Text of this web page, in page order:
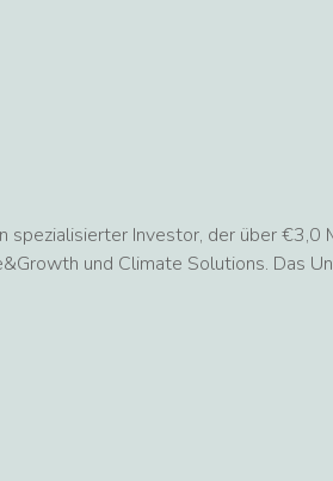
Investor, der über €3,0
und Climate Solutions. Das